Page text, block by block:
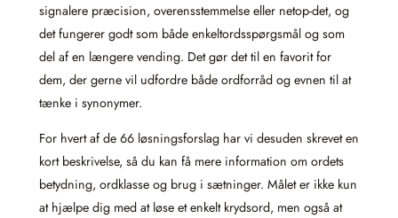
signalere præcision, overensstemmelse eller netop‑det, og
det fungerer godt som både enkeltordsspørgsmål og som
del af en længere vending. Det gør det til en favorit for
dem, der gerne vil udfordre både ordforråd og evnen til at
tænke i synonymer.
For hvert af de 66 løsningsforslag har vi desuden skrevet en
kort beskrivelse, så du kan få mere information om ordets
betydning, ordklasse og brug i sætninger. Målet er ikke kun
at hjælpe dig med at løse et enkelt krydsord, men også at